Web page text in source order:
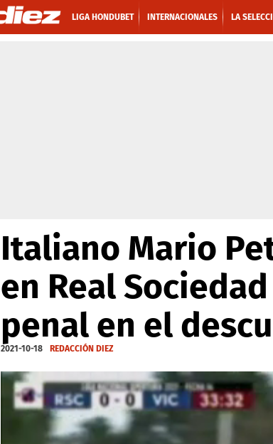
LIGA HONDUBET INTERNACIONALES LA
Italiano Mario
en Real
penal en el
2021-10-18 REDACCIÓN DIEZ